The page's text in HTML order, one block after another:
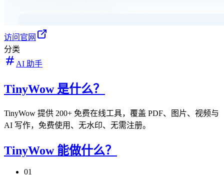
访问官网
分类
AI 助手
TinyWow 是什么？
TinyWow 提供 200+ 免费在线工具，覆盖 PDF、图片、视频与
AI 写作，免费使用、无水印、无需注册。
TinyWow 能做什么？
01